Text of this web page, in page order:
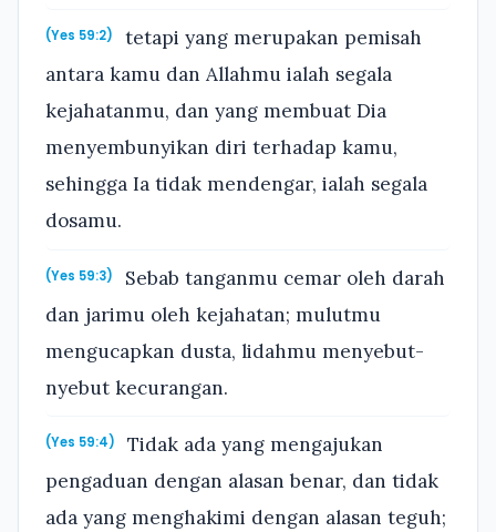
(Yes 59:2)
tetapi yang merupakan pemisah
antara kamu dan Allahmu ialah segala
kejahatanmu, dan yang membuat Dia
menyembunyikan diri terhadap kamu,
sehingga Ia tidak mendengar, ialah segala
dosamu.
(Yes 59:3)
Sebab tanganmu cemar oleh darah
dan jarimu oleh kejahatan; mulutmu
mengucapkan dusta, lidahmu menyebut-
nyebut kecurangan.
(Yes 59:4)
Tidak ada yang mengajukan
pengaduan dengan alasan benar, dan tidak
ada yang menghakimi dengan alasan teguh;